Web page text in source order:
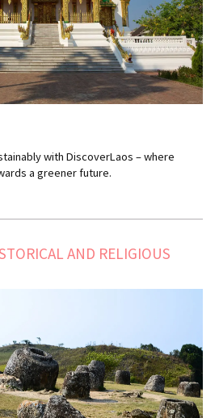
with DiscoverLaos – where
a greener future.
AND RELIGIOUS